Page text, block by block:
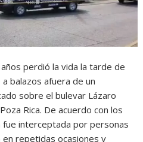
perdió la vida la tarde de
balazos afuera de un
sobre el bulevar Lázaro
Rica. De acuerdo con los
interceptada por personas
repetidas ocasiones y